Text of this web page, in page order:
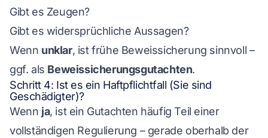
Gibt es Zeugen?
Gibt es widersprüchliche Aussagen?
Wenn unklar, ist frühe Beweissicherung sinnvoll –
ggf. als Beweissicherungsgutachten.
Schritt 4: Ist es ein Haftpflichtfall (Sie sind
Geschädigter)?
Wenn ja, ist ein Gutachten häufig Teil einer
vollständigen Regulierung – gerade oberhalb der